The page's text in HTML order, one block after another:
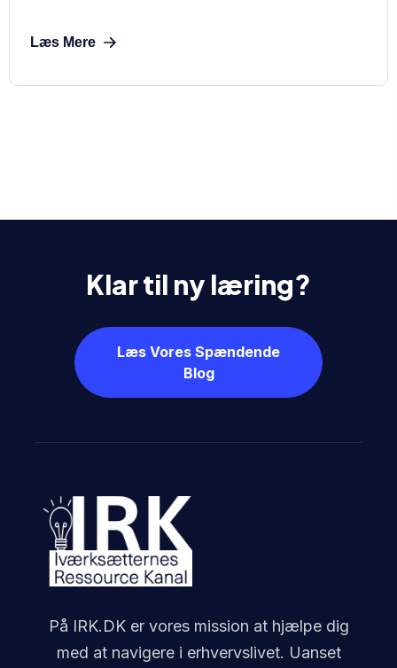
Læs Mere
Klar til ny læring?
Læs Vores Spændende
Blog
På IRK.DK er vores mission at hjælpe dig
med at navigere i erhvervslivet. Uanset